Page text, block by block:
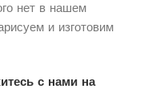
нет в нашем
и изготовим
с нами на